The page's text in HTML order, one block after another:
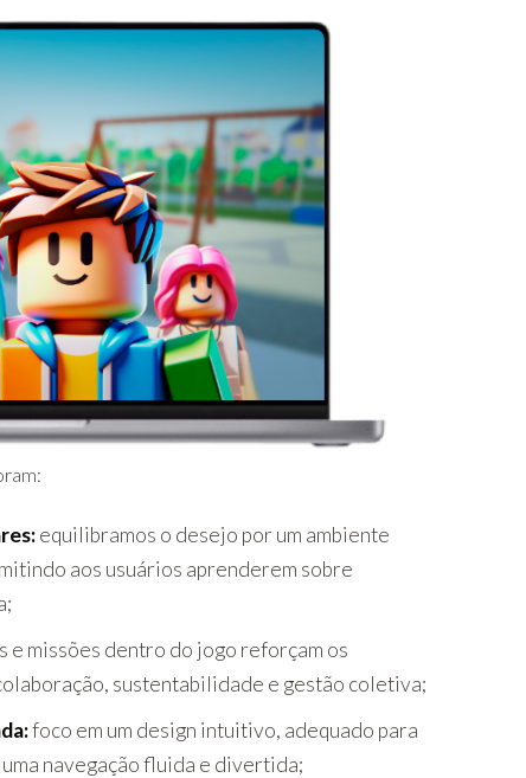
equilibramos o desejo por um ambiente
aos usuários aprenderem sobre
e missões dentro do jogo reforçam os
sustentabilidade e gestão coletiva;
foco em um design intuitivo, adequado para
navegação fluida e divertida;